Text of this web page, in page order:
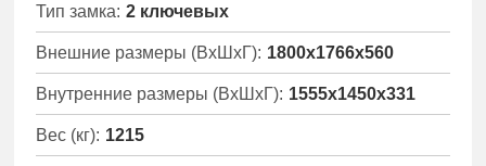
Тип замка: 2 ключевых
Внешние размеры (ВхШхГ): 1800x1766x560
Внутренние размеры (ВхШхГ): 1555x1450x331
Вес (кг): 1215